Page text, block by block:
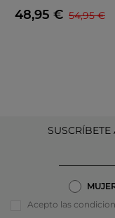
Blancas
48,95 € 54,95 €
SUSCRÍBETE
Acepto las